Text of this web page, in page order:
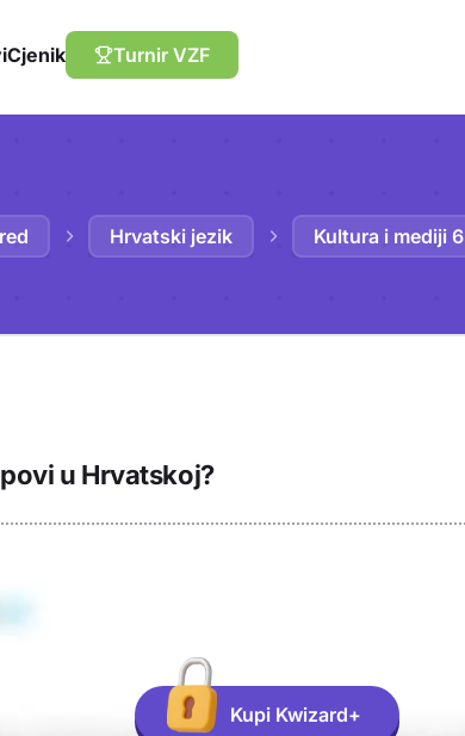
Cjenik Turnir VZF
Hrvatski jezik Kultura i mediji 6
u Hrvatskoj?
Kupi Kwizard+